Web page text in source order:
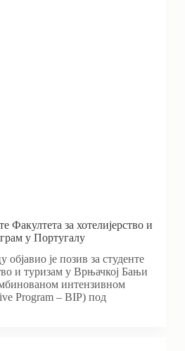
Факултета за хотелијерство и
у Португалу
објавио је позив за студенте
и туризам у Врњачкој Бањи
интензивном
Program – BIP) под